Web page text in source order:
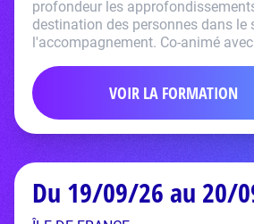
profondeur les
destination des personnes dans le
l'accompagnement. Co-animé
VOIR LA FORMATION
Du 19/09/26 au 20/